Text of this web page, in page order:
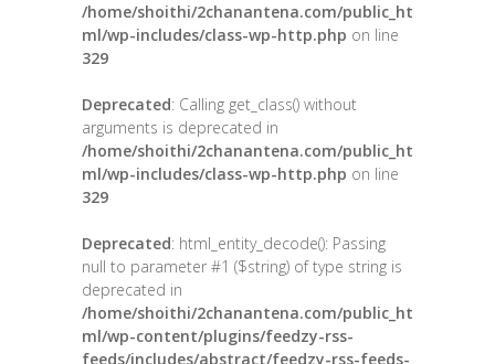
/home/shoithi/2chanantena.com/public_ht
ml/wp-includes/class-wp-http.php on line
329
Deprecated: Calling get_class() without
arguments is deprecated in
/home/shoithi/2chanantena.com/public_ht
ml/wp-includes/class-wp-http.php on line
329
Deprecated: html_entity_decode(): Passing
null to parameter #1 ($string) of type string is
deprecated in
/home/shoithi/2chanantena.com/public_ht
ml/wp-content/plugins/feedzy-rss-
feeds/includes/abstract/feedzy-rss-feeds-